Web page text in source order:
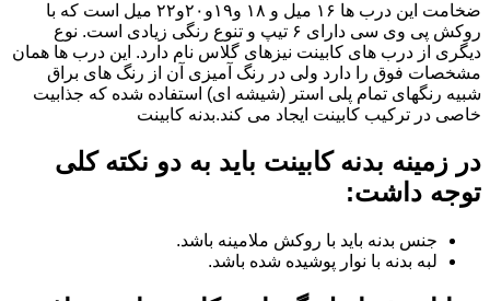
ضخامت این درب ها ۱۶ میل و ۱۸ و١٩و٢٠و٢٢ میل است که با
روکش پی وی سی دارای ۶ تیپ و تنوع رنگی زیادی است. نوع
دیگری از درب های کابینت نیزهای گلاس نام دارد. این درب ها همان
مشخصات فوق را دارد ولی در رنگ آمیزی آن از رنگ های براق
شبیه رنگهای تمام پلی استر (شیشه ای) استفاده شده که جذابیت
خاصی در ترکیب کابینت ایجاد می کند.بدنه کابینت
در زمینه بدنه کابینت باید به دو نکته کلی
توجه داشت:
جنس بدنه باید با روکش ملامینه باشد.
لبه بدنه با نوار پوشیده شده باشد.